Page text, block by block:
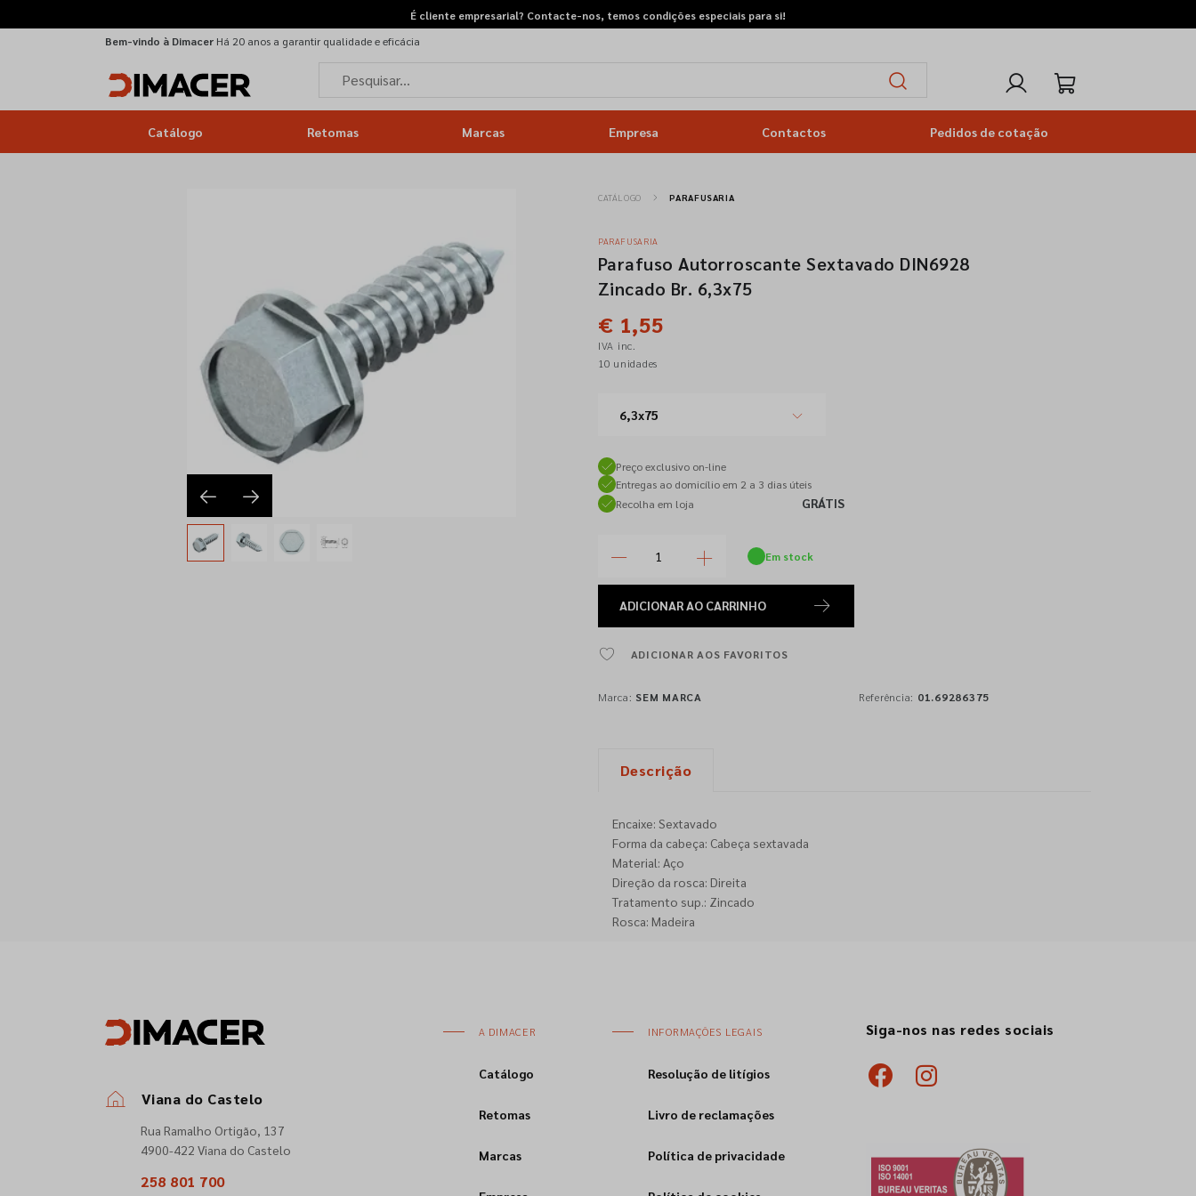
É cliente empresarial? Contacte-nos, temos condições especiais para si!
Bem-vindo à Dimacer Há 20 anos a garantir qualidade e eficácia
Catálogo Retomas Marcas Empresa Contactos Pedidos de cotação
CATÁLOGO PARAFUSARIA
PARAFUSARIA
Parafuso Autorroscante Sextavado DIN6928
Zincado Br. 6,3x75
€ 1,55
IVA inc.
10 unidades
6,3x75
Preço exclusivo on-line
Entregas ao domicílio em 2 a 3 dias úteis
Recolha em loja
GRÁTIS
Em stock
ADICIONARAO CARRINHO
ADICIONAR AOS FAVORITOS
Marca: SEM MARCA Referência: 01.69286375
Descrição
Encaixe: Sextavado
Forma da cabeça: Cabeça sextavada
Material: Aço
Direção da rosca: Direita
Tratamento sup.: Zincado
Rosca: Madeira
Viana do Castelo
Rua Ramalho Ortigão, 137
4900-422 Viana do Castelo
258 801 700
A DIMACER
Catálogo
Retomas
Marcas
INFORMAÇÕES LEGAIS
Resolução de litígios
Livro de reclamações
Política de privacidade
Siga-nos nas redes sociais